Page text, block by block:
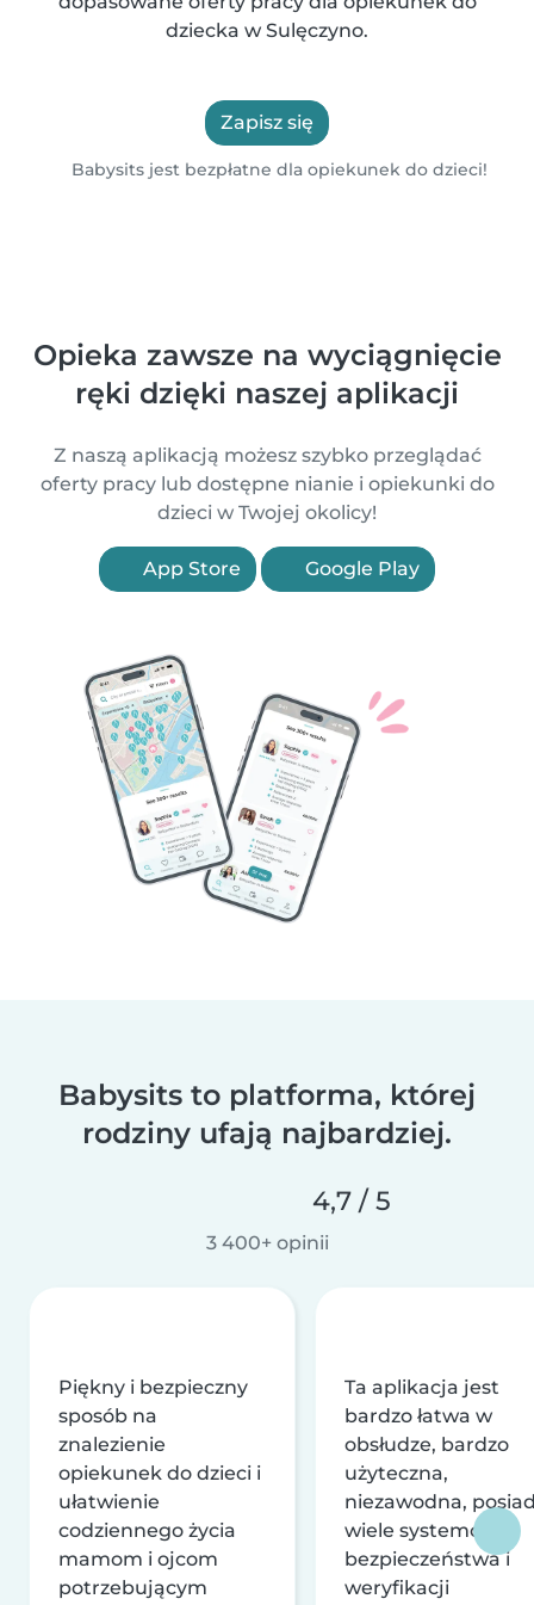
dziecka w Sulęczyno.
Zapisz się
Babysits jest bezpłatne dla opiekunek do dzieci!
Opieka zawsze na wyciągnięcie
ręki dzięki naszej aplikacji
Z naszą aplikacją możesz szybko przeglądać
oferty pracy lub dostępne nianie i opiekunki do
dzieci w Twojej okolicy!
App Store Google Play
Babysits to platforma, której
rodziny ufają najbardziej.
4,7 / 5
3 400+ opinii
Piękny i bezpieczny
sposób na
znalezienie
opiekunek do dzieci i
ułatwienie
codziennego życia
mamom i ojcom
potrzebującym
Ta aplikacja jest
bardzo łatwa w
obsłudze, bardzo
użyteczna,
niezawodna,
wiele systemów
bezpieczeństwa i
weryfikacji